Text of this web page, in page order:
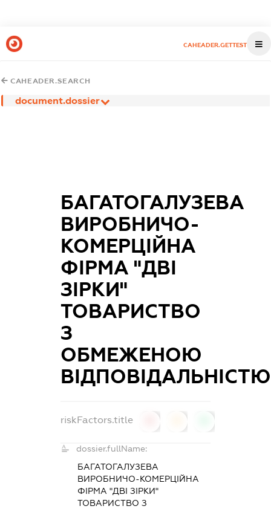
CAHEADER.GETTEST
CAHEADER.SEARCH
document.dossier
БАГАТОГАЛУЗЕВА
ВИРОБНИЧО-
КОМЕРЦІЙНА
ФІРМА "ДВІ
ЗІРКИ"
ТОВАРИСТВО
З
ОБМЕЖЕНОЮ
ВІДПОВІДАЛЬНІСТЮ
riskFactors.title
dossier.fullName:
БАГАТОГАЛУЗЕВА
ВИРОБНИЧО-КОМЕРЦІЙНА
ФІРМА "ДВІ ЗІРКИ"
ТОВАРИСТВО З